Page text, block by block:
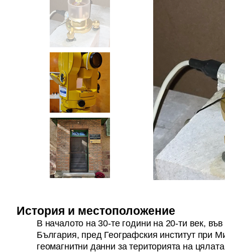
История и местоположение
В началото на 30-те години на 20-ти век,
България, пред Географския институт при
геомагнитни данни за територията на